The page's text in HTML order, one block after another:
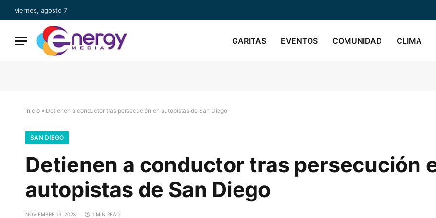
viernes, agosto 7
GARITAS EVENTOS COMUNIDAD CLIMA
Inicio » Detienen a conductor tras persecución en autopistas de San Diego
SAN DIEGO
Detienen a conductor tras persecución
autopistas de San Diego
NOVIEMBRE 13, 2023 1 MIN READ